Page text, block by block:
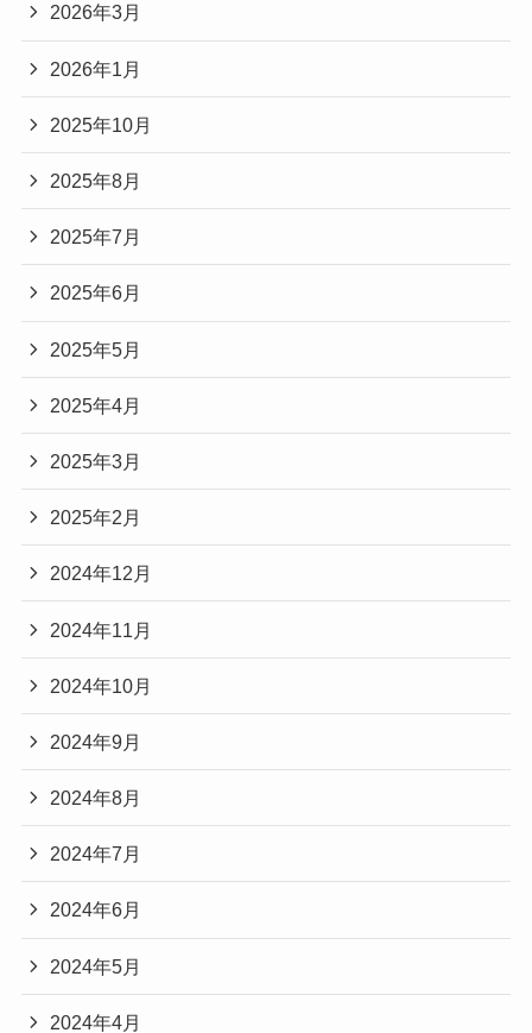
2026年3月
2026年1月
2025年10月
2025年8月
2025年7月
2025年6月
2025年5月
2025年4月
2025年3月
2025年2月
2024年12月
2024年11月
2024年10月
2024年9月
2024年8月
2024年7月
2024年6月
2024年5月
2024年4月